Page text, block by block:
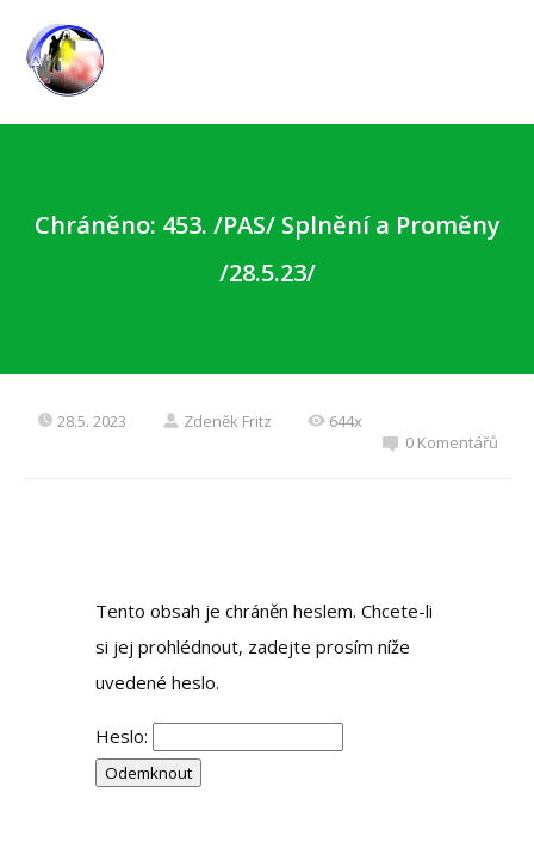
Chráněno: 453. /PAS/ Splnění a Proměny
/28.5.23/
28.5. 2023 Zdeněk Fritz
644x
0 Komentářů
Tento obsah je chráněn heslem. Chcete-li
si jej prohlédnout, zadejte prosím níže
uvedené heslo.
Heslo: